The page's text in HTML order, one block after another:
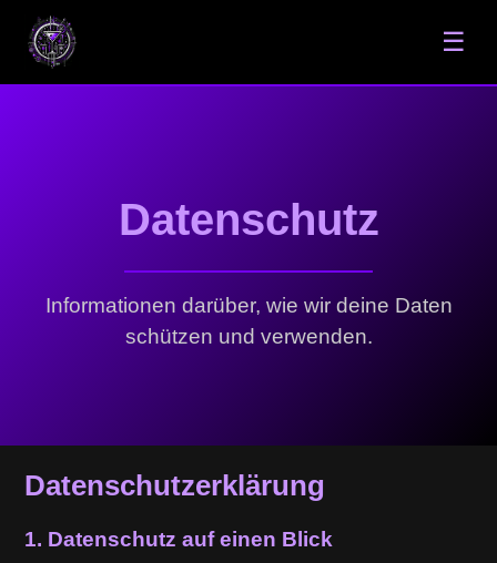
☰
Datenschutz
Informationen darüber, wie wir deine Daten
schützen und verwenden.
Datenschutz­erklärung
1. Datenschutz auf einen Blick